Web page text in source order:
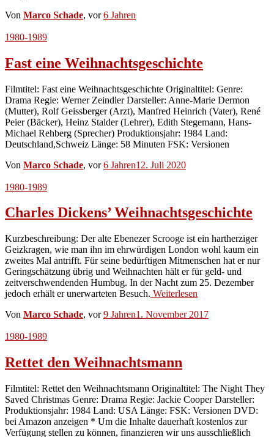
Von Marco Schade, vor6 Jahren
1980-1989
Fast eine Weihnachtsgeschichte
Filmtitel: Fast eine Weihnachtsgeschichte Originaltitel: Genre:
Drama Regie: Werner Zeindler Darsteller: Anne-Marie Dermon
(Mutter), Rolf Geissberger (Arzt), Manfred Heinrich (Vater), René
Peier (Bäcker), Heinz Stalder (Lehrer), Edith Stegemann, Hans-
Michael Rehberg (Sprecher) Produktionsjahr: 1984 Land:
Deutschland,Schweiz Länge: 58 Minuten FSK: Versionen
Von Marco Schade, vor6 Jahren12. Juli 2020
1980-1989
Charles Dickens’ Weihnachtsgeschichte
Kurzbeschreibung: Der alte Ebenezer Scrooge ist ein hartherziger
Geizkragen, wie man ihn im ehrwürdigen London wohl kaum ein
zweites Mal antrifft. Für seine bedürftigen Mitmenschen hat er nur
Geringschätzung übrig und Weihnachten hält er für geld- und
zeitverschwendenden Humbug. In der Nacht zum 25. Dezember
jedoch erhält er unerwarteten Besuch. Weiterlesen
Von Marco Schade, vor9 Jahren1. November 2017
1980-1989
Rettet den Weihnachtsmann
Filmtitel: Rettet den Weihnachtsmann Originaltitel: The Night They
Saved Christmas Genre: Drama Regie: Jackie Cooper Darsteller:
Produktionsjahr: 1984 Land: USA Länge: FSK: Versionen DVD:
bei Amazon anzeigen * Um die Inhalte dauerhaft kostenlos zur
Verfügung stellen zu können, finanzieren wir uns ausschließlich